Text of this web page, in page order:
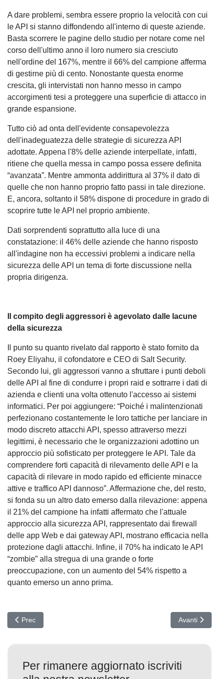
A dare problemi, sembra essere proprio la velocità con cui
le API si stanno diffondendo all'interno di queste aziende.
Basta scorrere le pagine dello studio per notare come nel
corso dell'ultimo anno il loro numero sia cresciuto
nell'ordine del 167%, mentre il 66% del campione afferma
di gestirne più di cento. Nonostante questa enorme
crescita, gli intervistati non hanno messo in campo
accorgimenti tesi a proteggere una superficie di attacco in
grande espansione.
Tutto ciò ad onta dell'evidente consapevolezza
dell'inadeguatezza delle strategie di sicurezza API
adottate. Appena l'8% delle aziende interpellate, infatti,
ritiene che quella messa in campo possa essere definita
“avanzata”. Mentre ammonta addirittura al 37% il dato di
quelle che non hanno proprio fatto passi in tale direzione.
E, ancora, soltanto il 58% dispone di procedure in grado di
scoprire tutte le API nel proprio ambiente.
Dati sorprendenti soprattutto alla luce di una
constatazione: il 46% delle aziende che hanno risposto
all'indagine non ha eccessivi problemi a indicare nella
sicurezza delle API un tema di forte discussione nella
propria dirigenza.
Il compito degli aggressori è agevolato dalle lacune
della sicurezza
Il punto su quanto rivelato dal rapporto è stato fornito da
Roey Eliyahu, il cofondatore e CEO di Salt Security.
Secondo lui, gli aggressori vanno a sfruttare i punti deboli
delle API al fine di condurre i propri raid e sottrarre i dati di
azienda e clienti una volta ottenuto l'accesso ai sistemi
informatici. Per poi aggiungere: “Poiché i malintenzionati
perfezionano costantemente le loro tattiche per lanciare in
modo discreto attacchi API, spesso attraverso mezzi
legittimi, è necessario che le organizzazioni adottino un
approccio più sofisticato per proteggere le API. Tale da
comprendere forti capacità di rilevamento delle API e la
capacità di rilevare in modo rapido ed efficiente minacce
attive e traffico API dannoso”. Affermazione che, del resto,
si fonda su un altro dato emerso dalla rilevazione: appena
il 21% del campione ha infatti affermato che l'attuale
approccio alla sicurezza API, rappresentato dai firewall
delle app Web e dai gateway API, mostrano efficacia nella
protezione dagli attacchi. Infine, il 70% ha indicato le API
“zombie” alla stregua di una grande o forte
preoccupazione, con un aumento del 54% rispetto a
quanto emerso un anno prima.
Articolo precedente: Nuova Guerra Fredda: Kaspersky bandita
Prec Articolo
Avanti
Per rimanere aggiornato iscriviti